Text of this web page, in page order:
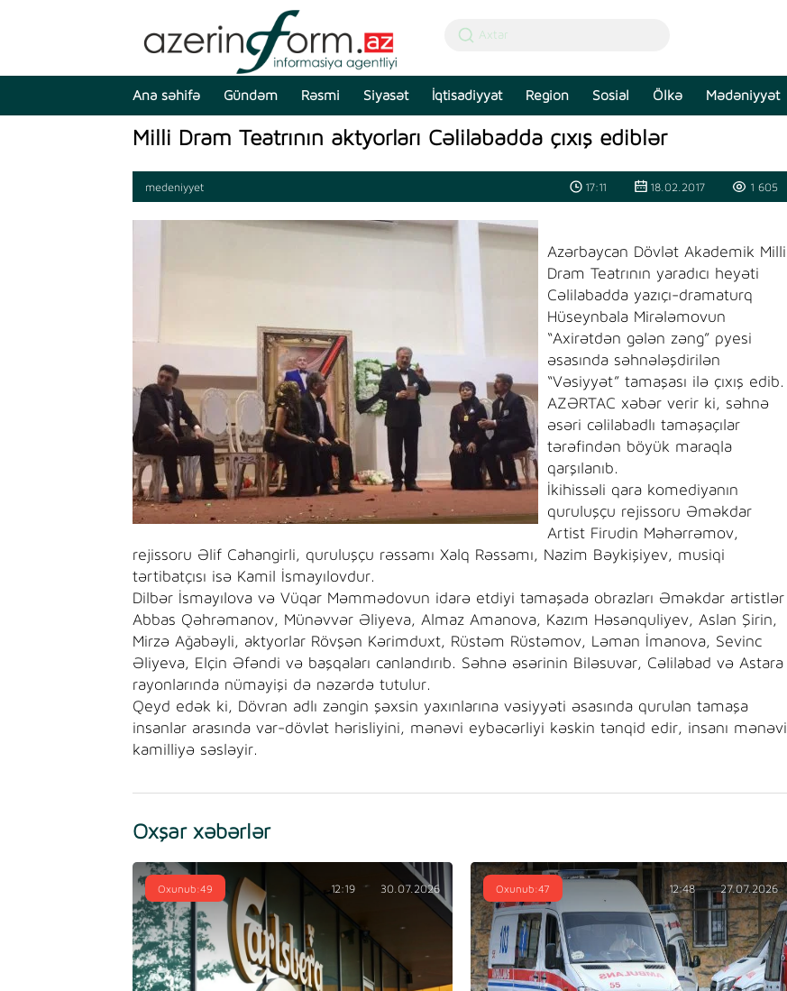
Ana səhifə Gündəm Rəsmi Siyasət İqtisadiyyat Region Sosial Ölkə Mədəniyyət
Milli Dram Teatrının aktyorları Cəlilabadda çıxış ediblər
medeniyyet 17:11 18.02.2017 1 605
Azərbaycan Dövlət Akademik Milli
Dram Teatrının yaradıcı heyəti
Cəlilabadda yazıçı-dramaturq
Hüseynbala Mirələmovun
“Axirətdən gələn zəng” pyesi
əsasında səhnələşdirilən
“Vəsiyyət” tamaşası ilə çıxış edib.
AZƏRTAC xəbər verir ki, səhnə
əsəri cəlilabadlı tamaşaçılar
tərəfindən böyük maraqla
qarşılanıb.
İkihissəli qara komediyanın
quruluşçu rejissoru Əməkdar
Artist Firudin Məhərrəmov,
rejissoru Əlif Cahangirli, quruluşçu rəssamı Xalq Rəssamı, Nazim Bəykişiyev, musiqi
tərtibatçısı isə Kamil İsmayılovdur.
Dilbər İsmayılova və Vüqar Məmmədovun idarə etdiyi tamaşada obrazları Əməkdar artistlər
Abbas Qəhrəmanov, Münəvvər Əliyeva, Almaz Amanova, Kazım Həsənquliyev, Aslan Şirin,
Mirzə Ağabəyli, aktyorlar Rövşən Kərimduxt, Rüstəm Rüstəmov, Ləman İmanova, Sevinc
Əliyeva, Elçin Əfəndi və başqaları canlandırıb. Səhnə əsərinin Biləsuvar, Cəlilabad və Astara
rayonlarında nümayişi də nəzərdə tutulur.
Qeyd edək ki, Dövran adlı zəngin şəxsin yaxınlarına vəsiyyəti əsasında qurulan tamaşa
insanlar arasında var-dövlət hərisliyini, mənəvi eybəcərliyi kəskin tənqid edir, insanı mənəvi
kamilliyə səsləyir.
Oxşar xəbərlər
Oxunub:49 12:19 30.07.2026 Oxunub:47 12:48 27.07.2026